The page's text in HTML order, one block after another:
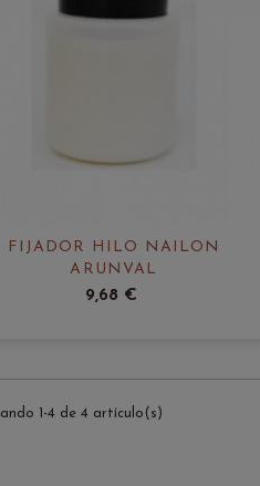
FIJADOR HILO NAILON
ARUNVAL
9,68 €
1-4 de 4 artículo(s)